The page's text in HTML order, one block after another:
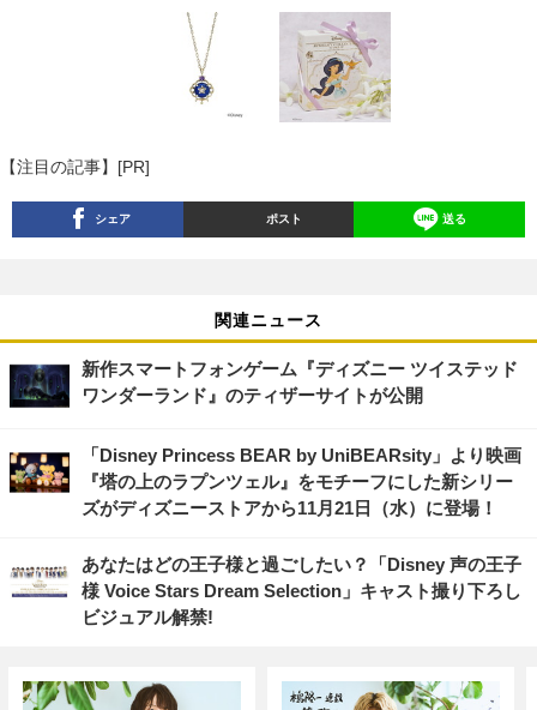
【注目の記事】[PR]
シェア ポスト 送る
関連ニュース
新作スマートフォンゲーム『ディズニー ツイステッド
ワンダーランド』のティザーサイトが公開
「Disney Princess BEAR by UniBEARsity」より映画
『塔の上のラプンツェル』をモチーフにした新シリー
ズがディズニーストアから11月21日（水）に登場！
あなたはどの王子様と過ごしたい？「Disney 声の王子
様 Voice Stars Dream Selection」キャスト撮り下ろし
ビジュアル解禁!